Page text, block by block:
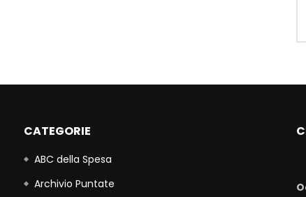
CATEGORIE
ABC della Spesa
Archivio Puntate